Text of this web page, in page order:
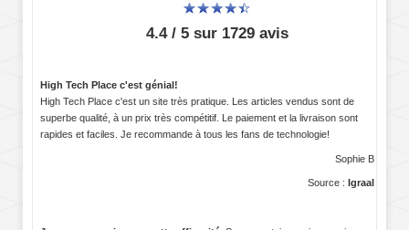
4.4 / 5 sur 1729 avis
High Tech Place c'est génial!
High Tech Place c'est un site très pratique. Les articles vendus sont de
superbe qualité, à un prix très compétitif. Le paiement et la livraison sont
rapides et faciles. Je recommande à tous les fans de technologie!
Sophie B
Source : Igraal